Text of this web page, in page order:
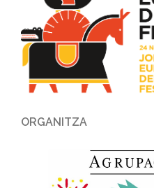
ORGANITZA